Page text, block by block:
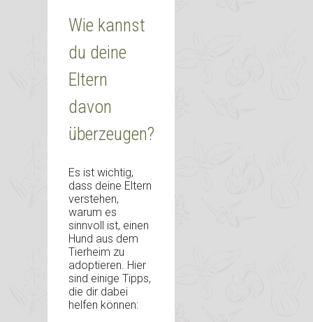
Wie kannst
du deine
Eltern
davon
überzeugen?
Es ist wichtig,
dass deine Eltern
verstehen,
warum es
sinnvoll ist, einen
Hund aus dem
Tierheim zu
adoptieren. Hier
sind einige Tipps,
die dir dabei
helfen können: